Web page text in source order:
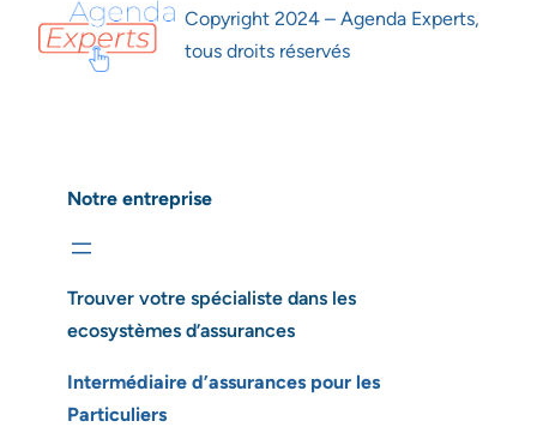
Copyright 2024 – Agenda Experts,
tous droits réservés
Notre entreprise
Trouver votre spécialiste dans les
ecosystèmes d’assurances
Intermédiaire d’assurances pour les
Particuliers